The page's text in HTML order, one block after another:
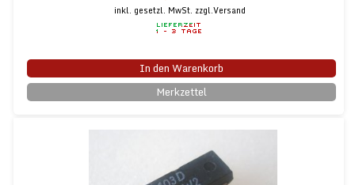
inkl. gesetzl. MwSt. zzgl.Versand
In den Warenkorb
Merkzettel